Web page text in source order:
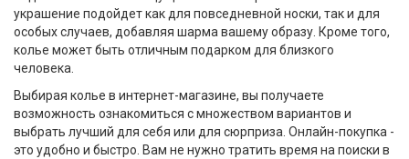
украшение подойдет как для повседневной носки, так и для
особых случаев, добавляя шарма вашему образу. Кроме того,
колье может быть отличным подарком для близкого
человека.
Выбирая колье в интернет-магазине, вы получаете
возможность ознакомиться с множеством вариантов и
выбрать лучший для себя или для сюрприза. Онлайн-покупка -
это удобно и быстро. Вам не нужно тратить время на поиски в